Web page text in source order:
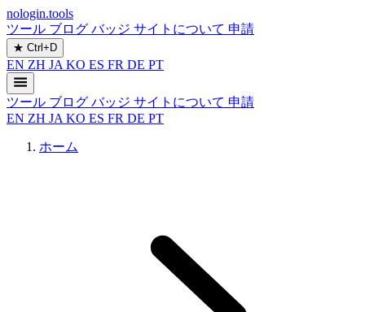
nologin.tools
ツール ブログ バッジ サイトについて 申請
★ Ctrl+D
EN ZH JA KO ES FR DE PT
ツール ブログ バッジ サイトについて 申請
EN ZH JA KO ES FR DE PT
ホーム